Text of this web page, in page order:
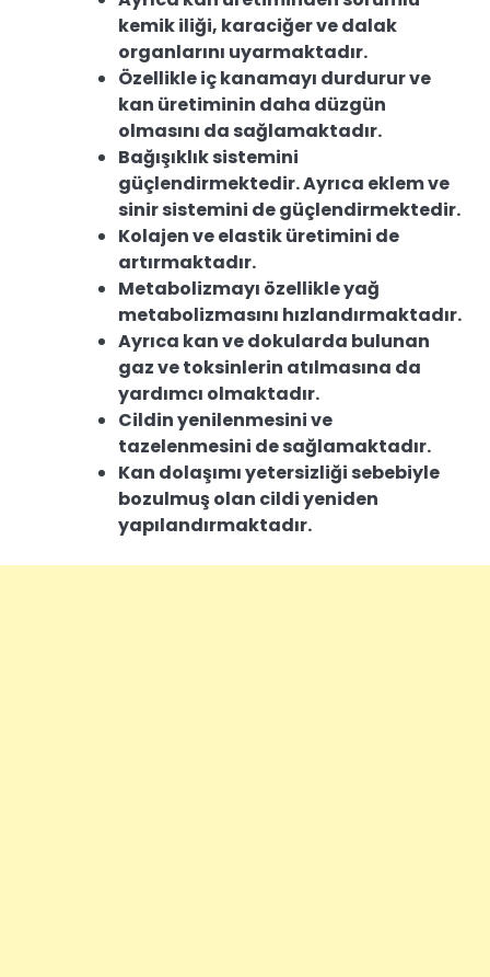
kemik iliği, karaciğer ve dalak
organlarını uyarmaktadır.
Özellikle iç kanamayı durdurur ve
kan üretiminin daha düzgün
olmasını da sağlamaktadır.
Bağışıklık sistemini
güçlendirmektedir. Ayrıca eklem ve
sinir sistemini de güçlendirmektedir.
Kolajen ve elastik üretimini de
artırmaktadır.
Metabolizmayı özellikle yağ
metabolizmasını hızlandırmaktadır.
Ayrıca kan ve dokularda bulunan
gaz ve toksinlerin atılmasına da
yardımcı olmaktadır.
Cildin yenilenmesini ve
tazelenmesini de sağlamaktadır.
Kan dolaşımı yetersizliği sebebiyle
bozulmuş olan cildi yeniden
yapılandırmaktadır.